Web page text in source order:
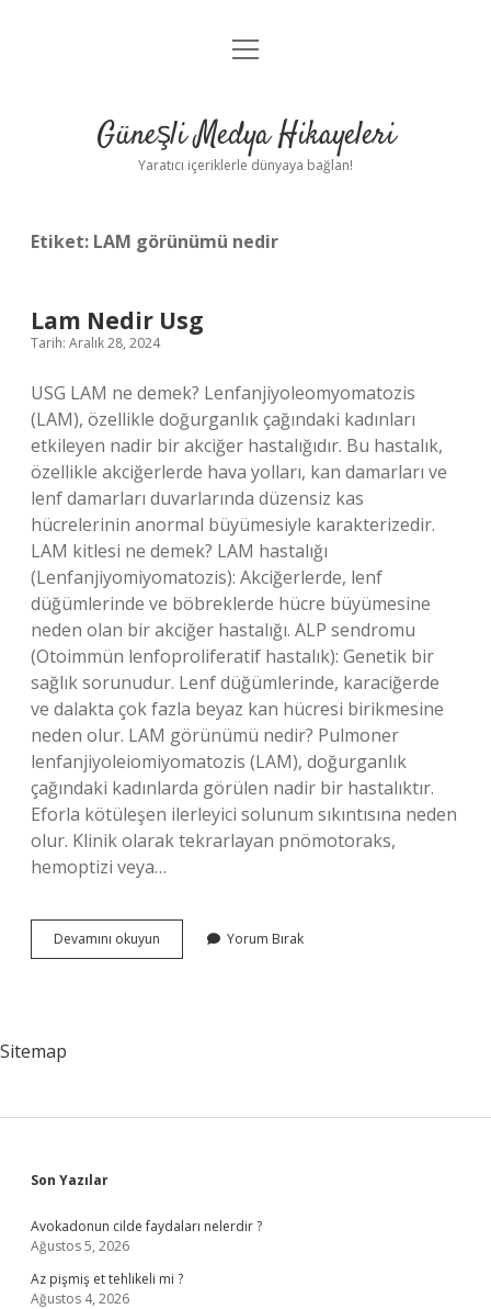
Anasayfa
Yasal Uyarı
menüyü
Güneşli Medya Hikayeleri
Yaratıcı içeriklerle dünyaya bağlan!
Etiket: LAM görünümü nedir
Lam Nedir Usg
Tarih: Aralık 28, 2024
USG LAM ne demek? Lenfanjiyoleomyomatozis
(LAM), özellikle doğurganlık çağındaki kadınları
etkileyen nadir bir akciğer hastalığıdır. Bu hastalık,
özellikle akciğerlerde hava yolları, kan damarları ve
lenf damarları duvarlarında düzensiz kas
hücrelerinin anormal büyümesiyle karakterizedir.
LAM kitlesi ne demek? LAM hastalığı
(Lenfanjiyomiyomatozis): Akciğerlerde, lenf
düğümlerinde ve böbreklerde hücre büyümesine
neden olan bir akciğer hastalığı. ALP sendromu
(Otoimmün lenfoproliferatif hastalık): Genetik bir
sağlık sorunudur. Lenf düğümlerinde, karaciğerde
ve dalakta çok fazla beyaz kan hücresi birikmesine
neden olur. LAM görünümü nedir? Pulmoner
lenfanjiyoleiomiyomatozis (LAM), doğurganlık
çağındaki kadınlarda görülen nadir bir hastalıktır.
Eforla kötüleşen ilerleyici solunum sıkıntısına neden
olur. Klinik olarak tekrarlayan pnömotoraks,
hemoptizi veya…
Devamını okuyun
Nedir
Yorum Bırak
Sitemap
Sidebar
Son Yazılar
Avokadonun cilde faydaları nelerdir ?
Ağustos 5, 2026
Az pişmiş et tehlikeli mi ?
Ağustos 4, 2026